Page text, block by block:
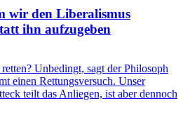
wir den Liberalismus
ihn aufzugeben
Unbedingt, sagt der Philosoph
einen Rettungsversuch. Unser
teilt das Anliegen, ist aber dennoch